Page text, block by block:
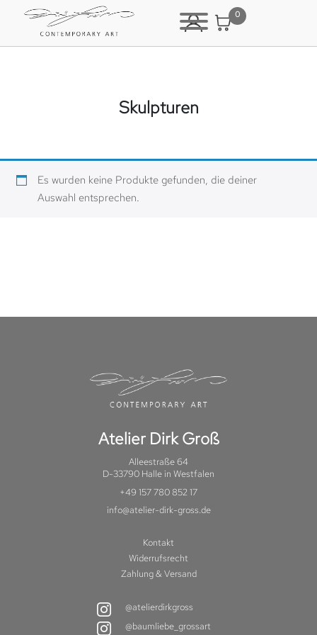
0
Skulpturen
Es wurden keine Produkte gefunden, die deiner
Auswahl entsprechen.
Atelier Dirk Groß
Alleestraße 64
D-33790 Halle in Westfalen
+49 157 780 852 17
info@atelier-dirk-gross.de
Kontakt
Widerrufsrecht
Zahlung & Versand
@atelierdirkgross
@baumliebe_grossart